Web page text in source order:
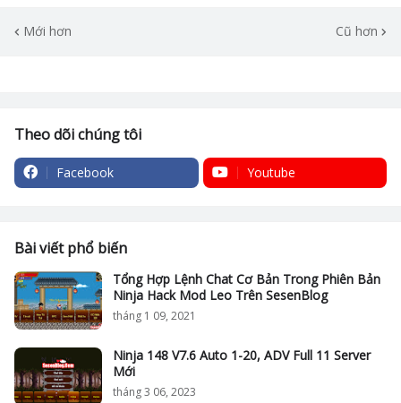
Mới hơn Cũ hơn
Theo dõi chúng tôi
Facebook Youtube
Bài viết phổ biến
Tổng Hợp Lệnh Chat Cơ Bản Trong Phiên Bản
Ninja Hack Mod Leo Trên SesenBlog
tháng 1 09, 2021
Ninja 148 V7.6 Auto 1-20, ADV Full 11 Server
Mới
tháng 3 06, 2023